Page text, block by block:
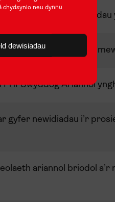
chydsynio neu dynnu
dewisiadau
gwahanol o
ygellirei
Prif Swyddog Ariannol
gyfer newidiadau i’r
ariannol briodol